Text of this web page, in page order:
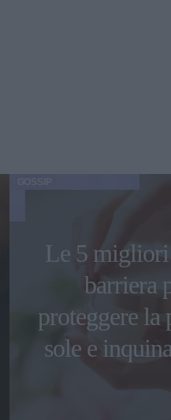
Le 5 migliori
barriera
proteggere la
sole e